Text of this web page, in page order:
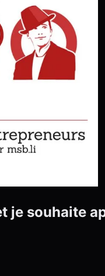
je souhaite